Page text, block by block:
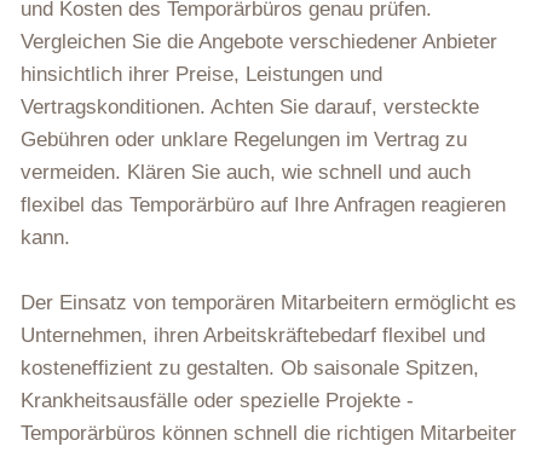
und Kosten des Temporärbüros genau prüfen.
Vergleichen Sie die Angebote verschiedener Anbieter
hinsichtlich ihrer Preise, Leistungen und
Vertragskonditionen. Achten Sie darauf, versteckte
Gebühren oder unklare Regelungen im Vertrag zu
vermeiden. Klären Sie auch, wie schnell und auch
flexibel das Temporärbüro auf Ihre Anfragen reagieren
kann.
Der Einsatz von temporären Mitarbeitern ermöglicht es
Unternehmen, ihren Arbeitskräftebedarf flexibel und
kosteneffizient zu gestalten. Ob saisonale Spitzen,
Krankheitsausfälle oder spezielle Projekte -
Temporärbüros können schnell die richtigen Mitarbeiter